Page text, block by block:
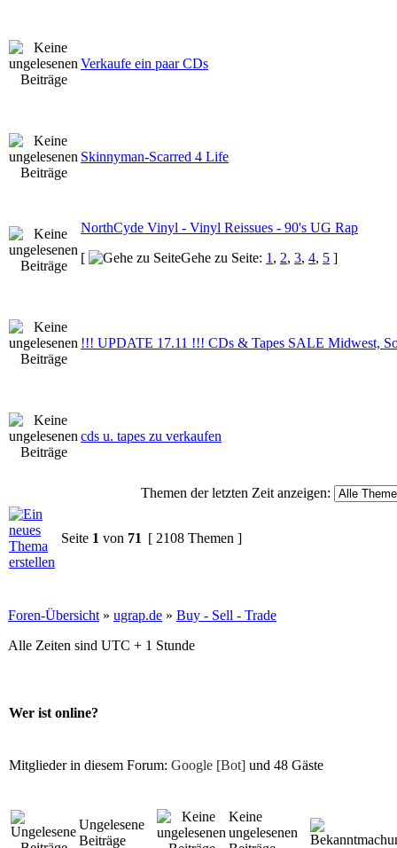
Verkaufe ein paar CDs
Skinnyman-Scarred 4 Life
NorthCyde Vinyl - Vinyl Reissues - 90's UG Rap
[
Gehe zu Seite: 1 , 2, 3, 4, 5 ]
!!! UPDATE 17.11 !!! CDs & Tapes SALE Midwest,
cds u. tapes zu verkaufen
Themen der letzten Zeit anzeigen:
Seite 1 von 71 [ 2108 Themen ]
Foren-Übersicht » ugrap.de » Buy - Sell - Trade
Alle Zeiten sind UTC + 1 Stunde
Wer ist online?
Mitglieder in diesem Forum: Google [Bot] und 48 Gäste
Ungelesene
Beiträge
Keine
ungelesenen